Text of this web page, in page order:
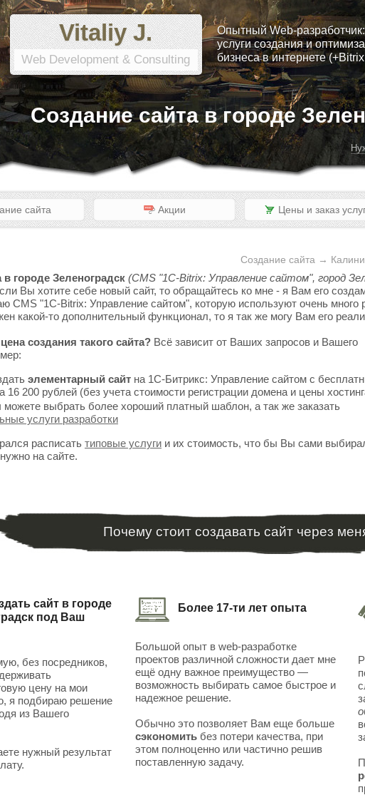
Vitaliy J.
Web Development & Consulting
Опытный Web-разработчик:
услуги создания и
бизнеса в интернете
Создание сайта в городе
сайта Акции Цены и заказ
Создание сайта →
в городе Зеленоградск (CMS "1C-Bitrix: Управление сайтом", город
Вы хотите себе новый сайт, то обращайтесь ко мне - я Вам его
CMS "1C-Bitrix: Управление сайтом", которую используют очень
какой-то дополнительный функционал, то я так же могу Вам его
создания такого сайта? Всё зависит от Ваших запросов и Вашего
элементарный сайт на 1С-Битрикс: Управление сайтом с
16 200 рублей (без учета стоимости регистрации домена и цены
выбрать более хороший платный шаблон, а так же заказать
услуги разработки
расписать типовые услуги и их стоимость, что бы Вы сами
на сайте.
Почему стоит создавать сайт через
сайт в городе
под Ваш
без посредников,
цену на мои
я подбираю решение
из Вашего
нужный результат
Более 17-ти лет опыта
Большой опыт в web-разработке
проектов различной сложности дает мне
ещё одну важное преимущество —
возможность выбирать самое быстрое и
надежное решение.
Обычно это позволяет Вам еще больше
сэкономитьбез потери качества, при
этом полноценно или частично решив
поставленную задачу.